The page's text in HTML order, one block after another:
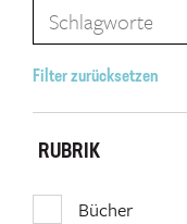
Filter zurücksetzen
RUBRIK
Bücher